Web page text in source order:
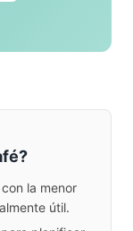
la menor
útil.